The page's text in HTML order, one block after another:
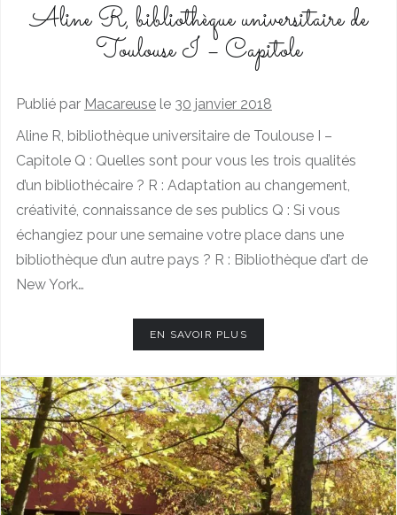
Aline R, bibliothèque universitaire de
Toulouse I – Capitole
Publié par Macareusele 30 janvier 2018
Aline R, bibliothèque universitaire de Toulouse I –
Capitole Q : Quelles sont pour vous les trois qualités
d’un bibliothécaire ? R : Adaptation au changement,
créativité, connaissance de ses publics Q : Si vous
échangiez pour une semaine votre place dans une
bibliothèque d’un autre pays ? R : Bibliothèque d’art de
New York…
EN SAVOIR PLUS